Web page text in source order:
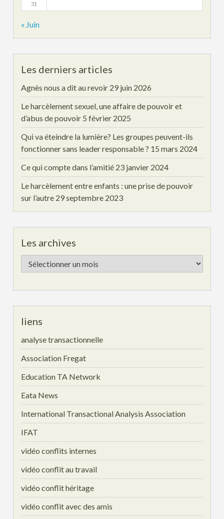
31
« Juin
Les derniers articles
Agnès nous a dit au revoir 29 juin 2026
Le harcèlement sexuel, une affaire de pouvoir et
d’abus de pouvoir 5 février 2025
Qui va éteindre la lumière? Les groupes peuvent-ils
fonctionner sans leader responsable ? 15 mars 2024
Ce qui compte dans l’amitié 23 janvier 2024
Le harcèlement entre enfants : une prise de pouvoir
sur l’autre 29 septembre 2023
Les archives
Les
archives
liens
analyse transactionnelle
Association Fregat
Education TA Network
Eata News
International Transactional Analysis Association
IFAT
vidéo conflits internes
vidéo conflit au travail
vidéo conflit héritage
vidéo conflit avec des amis